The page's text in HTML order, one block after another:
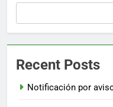
Recent Posts
Notificación por